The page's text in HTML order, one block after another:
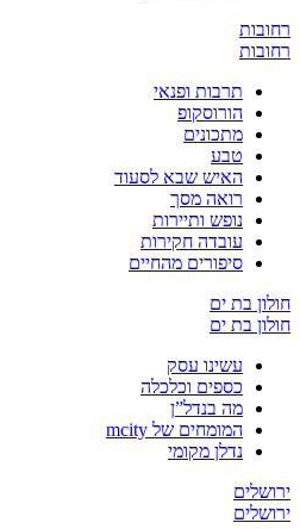
תרבות ופנאי
הורוסקופ
מתכונים
טבע
האיש שבא לסעוד
רואה מסך
נופש ותיירות
עובדה חקירות
סיפורים מהחיים
בת ים
בת ים
עשינו עסק
כספים וכלכלה
מה בנדל”ן
המומחים של mcity
נדלן מקומי